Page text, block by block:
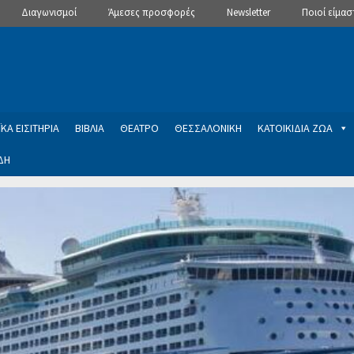
Διαγωνισμοί Άμεσες προσφορές Newsletter Ποιοί
ΕΙΣΙΤΗΡΙΑ ΒΙΒΛΙΑ ΘΕΑΤΡΟ ΘΕΣΣΑΛΟΝΙΚΗ ΚΑΤΟΙΚΙΔΙΑ ΖΩΑ
Newsletter
εγγραφής στο Newsletter του Dealistas.grΕπικοινωνία